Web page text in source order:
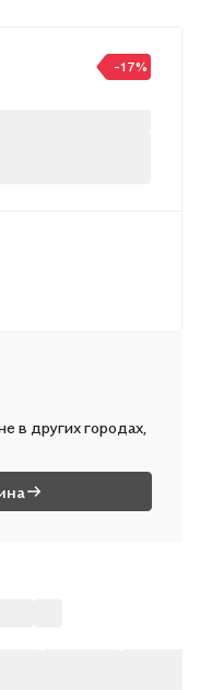
в убийстве. Паулу
что она может
-17%
в других городах,